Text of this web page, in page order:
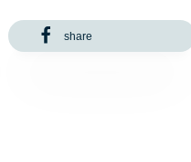
share